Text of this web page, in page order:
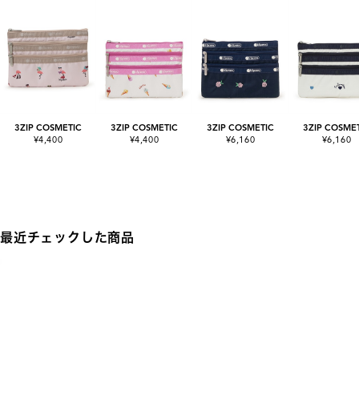
3ZIP COSMETIC
¥4,400
3ZIP COSMETIC
¥4,400
3ZIP COSMETIC
¥6,160
3ZIP
¥6,160
最近チェックした商品